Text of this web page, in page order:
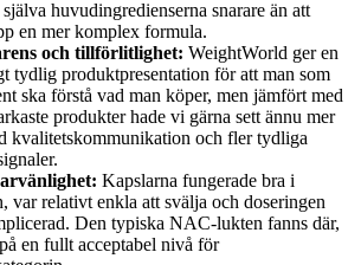
huvudingredienserna snarare än att
en mer komplex formula.
och tillförlitlighet: WeightWorld ger en
tydlig produktpresentation för att man som
ska förstå vad man köper, men jämfört med
produkter hade vi gärna sett ännu mer
kvalitetskommunikation och fler tydliga
Kapslarna fungerade bra i
var relativt enkla att svälja och doseringen
Den typiska NAC-lukten fanns där,
en fullt acceptabel nivå för